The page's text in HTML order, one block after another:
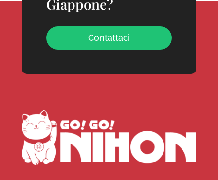
Giappone?
Contattaci